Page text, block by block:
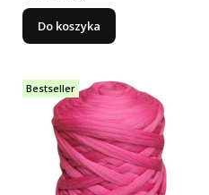
Do koszyka
Bestseller